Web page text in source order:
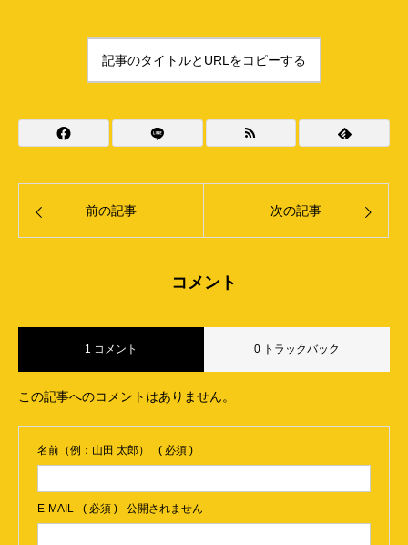
記事のタイトルとURLをコピーする
前の記事 次の記事
コメント
1 コメント 0 トラックバック
この記事へのコメントはありません。
名前（例：山田 太郎） ( 必須 )
E-MAIL ( 必須 ) - 公開されません -